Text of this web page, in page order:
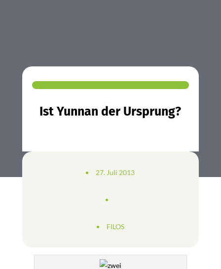
Ist Yunnan der Ursprung?
27. Juli 2013
FILOS